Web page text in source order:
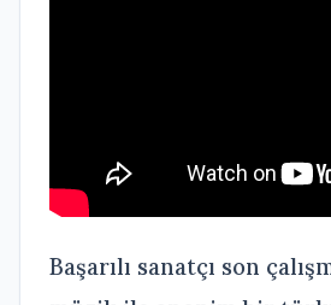
Başarılı sanatçı son